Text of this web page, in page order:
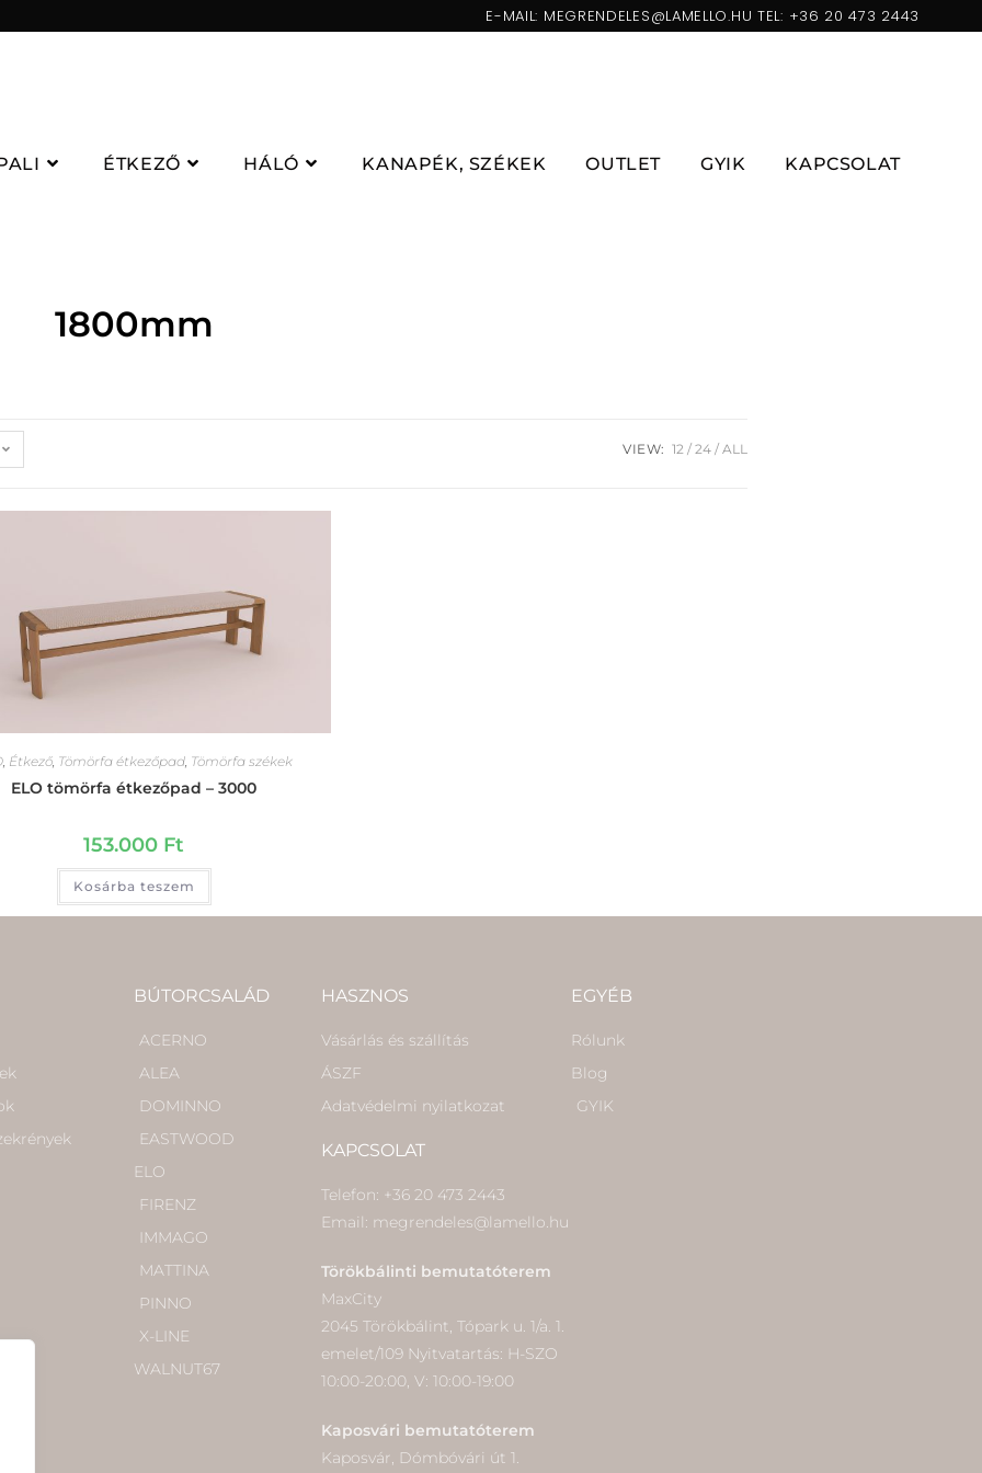
E-MAIL: MEGRENDELES@LAMELLO.HU TEL: +36 20 473 2443
ÉTKEZŐ HÁLÓ KANAPÉK, SZÉKEK OUTLET GYIK KAPCSOLAT
1800mm
VIEW: 12 24 ALL
, Étkező, Tömörfa étkezőpad, Tömörfa székek
ELO tömörfa étkezőpad – 3000
153.000 Ft
Kosárba teszem
BÚTORCSALÁD
ACERNO
ALEA
DOMINNO
EASTWOOD
ELO
FIRENZ
IMMAGO
MATTINA
PINNO
X-LINE
WALNUT67
HASZNOS
Vásárlás és szállítás
ÁSZF
Adatvédelmi nyilatkozat
KAPCSOLAT
Telefon: +36 20 473 2443
Email: megrendeles@lamello.hu
Törökbálinti bemutatóterem
MaxCity
2045 Törökbálint, Tópark u. 1/a. 1.
emelet/109 Nyitvatartás: H-SZO
10:00-20:00, V: 10:00-19:00
Kaposvári bemutatóterem
Kaposvár, Dómbóvári út 1.
EGYÉB
Rólunk
Blog
GYIK